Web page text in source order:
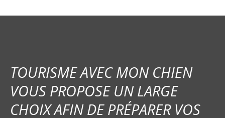
TOURISME AVEC MON CHIEN
VOUS PROPOSE UN LARGE
CHOIX AFIN DE PRÉPARER VOS